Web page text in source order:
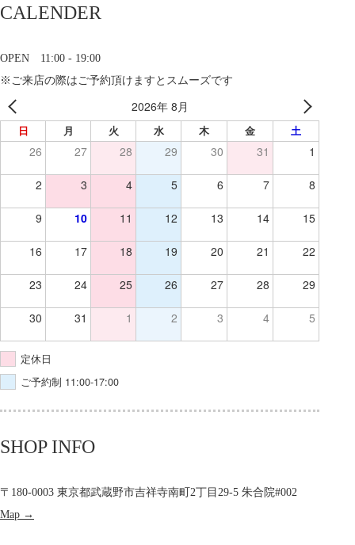
CALENDER
OPEN 11:00 - 19:00
※ご来店の際はご予約頂けますとスムーズです
2026年 8月
日 月 火 水 木 金 土
26 27 28 29 30 31 1
2 3 4 5 6 7 8
9 10 11 12 13 14 15
16 17 18 19 20 21 22
23 24 25 26 27 28 29
30 31 1 2 3 4 5
定休日
ご予約制 11:00-17:00
SHOP INFO
〒180-0003 東京都武蔵野市吉祥寺南町2丁目29-5 朱合院#002
Map →